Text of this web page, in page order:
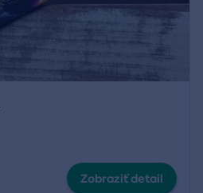
Zobraziť detail